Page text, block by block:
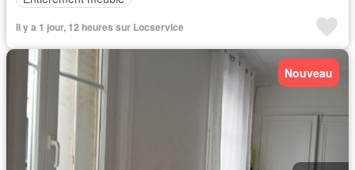
Il y a 1 jour, 12 heures sur Locservice
Nouveau